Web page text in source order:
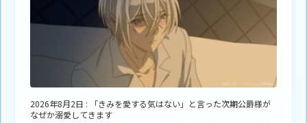
2026年8月2日 :
「きみを愛する気はない」と言った次期公爵様が
なぜか溺愛してきます